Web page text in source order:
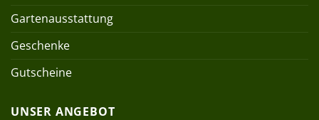
Gartenausstattung
Geschenke
Gutscheine
UNSER ANGEBOT